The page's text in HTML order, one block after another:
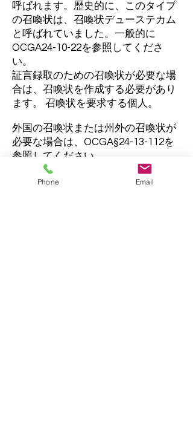
呼ばれます。歴史的に、このタイプ
の召喚状は、召喚状デューステカム
と呼ばれていました。一般的に
OCGA24-10-22を参照してくださ
い。
証言録取のための召喚状が必要な場
合は、召喚状を作成する必要があり
ます。 召喚状を要求する個人。
外国の召喚状または州外の召喚状が
必要な場合は、OCGA§24-13-112を
参照してください。
ジョージア州チェロキー郡「メトロと山が出
Phone Email